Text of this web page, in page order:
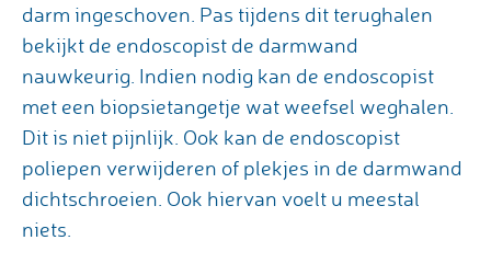
darm ingeschoven. Pas tijdens dit terughalen
bekijkt de endoscopist de darmwand
nauwkeurig. Indien nodig kan de endoscopist
met een biopsietangetje wat weefsel weghalen.
Dit is niet pijnlijk. Ook kan de endoscopist
poliepen verwijderen of plekjes in de darmwand
dichtschroeien. Ook hiervan voelt u meestal
niets.